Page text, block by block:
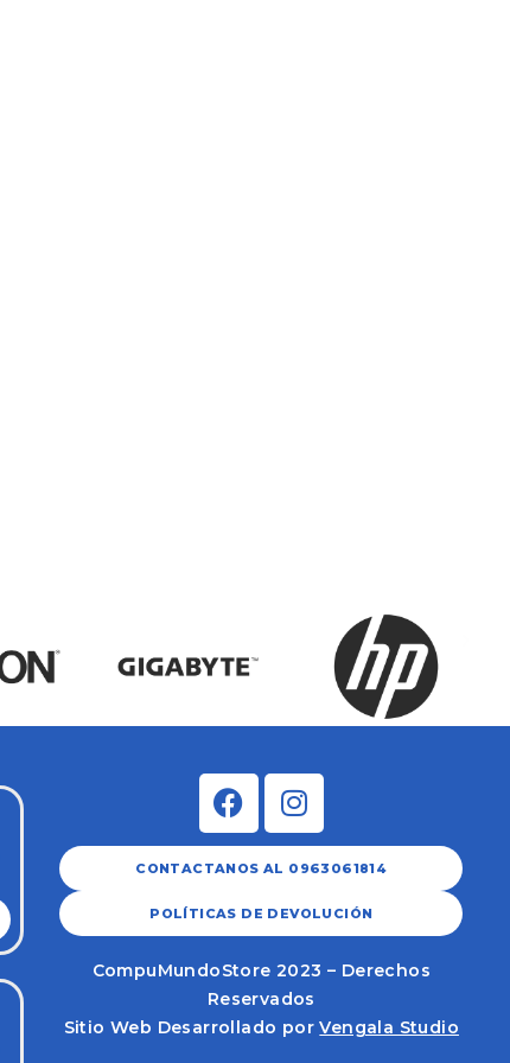
CONTACTANOS AL 0963061814
POLÍTICAS DE DEVOLUCIÓN
CompuMundoStore 2023 – Derechos
Reservados
Sitio Web Desarrollado porVengala Studio